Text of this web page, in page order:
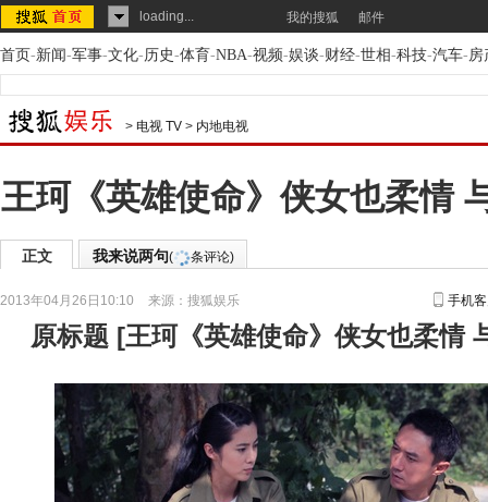
loading... 我的搜狐 邮件
首页-新闻-军事-文化-历史-体育-NBA-视频-娱谈-财经-世相-科技-汽车-房
> 电视 TV > 内地电视
王珂《英雄使命》侠女也柔情
正文 我来说两句( 条评论)
2013年04月26日10:10 来源： 搜狐娱乐 手机
原标题 [王珂《英雄使命》侠女也柔情